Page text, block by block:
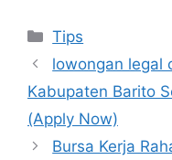
Kategori
Tips
lowongan legal
Kabupaten Barito
(Apply Now)
Bursa Kerja